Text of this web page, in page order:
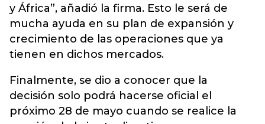
y África”, añadió la firma. Esto le será de
mucha ayuda en su plan de expansión y
crecimiento de las operaciones que ya
tienen en dichos mercados.
Finalmente, se dio a conocer que la
decisión solo podrá hacerse oficial el
próximo 28 de mayo cuando se realice la